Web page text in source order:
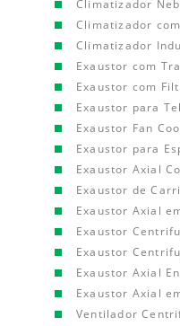
Climatizador
Climatizador
Climatizador
Exaustor com
Exaustor com
Exaustor para
Exaustor Fan
Exaustor para
Exaustor Axial
Exaustor de
Exaustor Axial
Exaustor
Exaustor
Exaustor Axial
Exaustor Axial
Ventilador